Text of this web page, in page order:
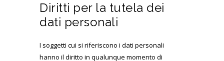
Diritti per la tutela dei
dati personali
I soggetti cui si riferiscono i dati personali
hanno il diritto in qualunque momento di